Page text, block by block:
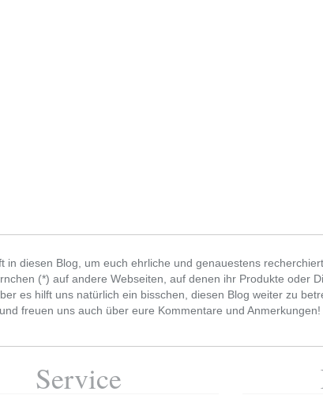
diesen Blog, um euch ehrliche und genauestens
(*) auf andere Webseiten, auf denen ihr Produkte oder
es hilft uns natürlich ein bisschen, diesen Blog weiter zu
freuen uns auch über eure Kommentare und
Service